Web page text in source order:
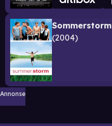
Sommerstorm
2004
Annonse